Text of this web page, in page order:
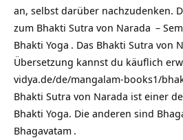
an, selbst darüber nachzudenken.
zum Bhakti Sutra von Narada –
Bhakti Yoga . Das Bhakti Sutra von
Übersetzung kannst du käuflich
vidya.de/de/mangalam-books1/
Bhakti Sutra von Narada ist einer
Bhakti Yoga. Die anderen sind
Bhagavatam .